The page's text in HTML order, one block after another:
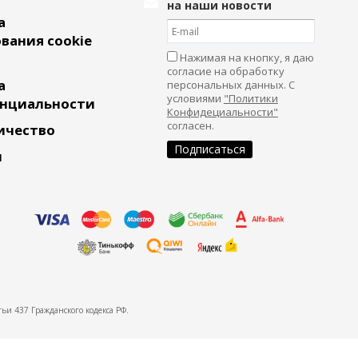
cookie
на наши новости
Нажимая на кнопку, я даю
согласие на обработку
персональных данных. С
условиями "Политики
Конфидециальности"
согласен.
437 Гражданского кодекса РФ.